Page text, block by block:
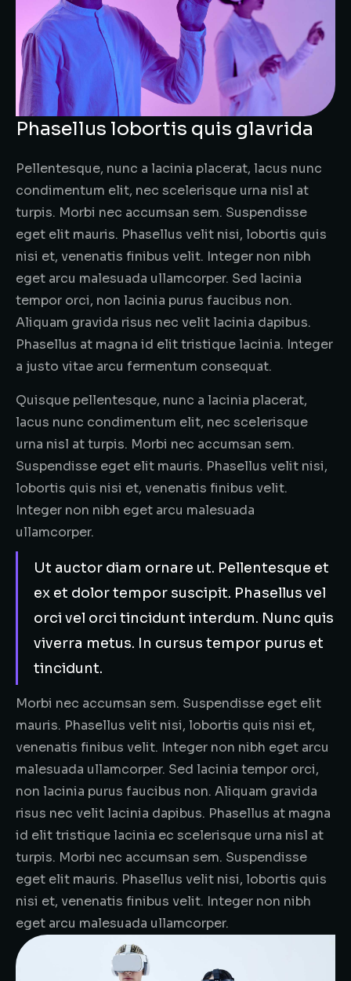
Phasellus lobortis quis glavrida
Pellentesque, nunc a lacinia placerat, lacus nunc
condimentum elit, nec scelerisque urna nisl at
turpis. Morbi nec accumsan sem. Suspendisse
eget elit mauris. Phasellus velit nisi, lobortis quis
nisi et, venenatis finibus velit. Integer non nibh
eget arcu malesuada ullamcorper. Sed lacinia
tempor orci, non lacinia purus faucibus non.
Aliquam gravida risus nec velit lacinia dapibus.
Phasellus at magna id elit tristique lacinia. Integer
a justo vitae arcu fermentum consequat.
Quisque pellentesque, nunc a lacinia placerat,
lacus nunc condimentum elit, nec scelerisque
urna nisl at turpis. Morbi nec accumsan sem.
Suspendisse eget elit mauris. Phasellus velit nisi,
lobortis quis nisi et, venenatis finibus velit.
Integer non nibh eget arcu malesuada
ullamcorper.
Ut auctor diam ornare ut. Pellentesque et
ex et dolor tempor suscipit. Phasellus vel
orci vel orci tincidunt interdum. Nunc quis
viverra metus. In cursus tempor purus et
tincidunt.
Morbi nec accumsan sem. Suspendisse eget elit
mauris. Phasellus velit nisi, lobortis quis nisi et,
venenatis finibus velit. Integer non nibh eget arcu
malesuada ullamcorper. Sed lacinia tempor orci,
non lacinia purus faucibus non. Aliquam gravida
risus nec velit lacinia dapibus. Phasellus at magna
id elit tristique lacinia ec scelerisque urna nisl at
turpis. Morbi nec accumsan sem. Suspendisse
eget elit mauris. Phasellus velit nisi, lobortis quis
nisi et, venenatis finibus velit. Integer non nibh
eget arcu malesuada ullamcorper.